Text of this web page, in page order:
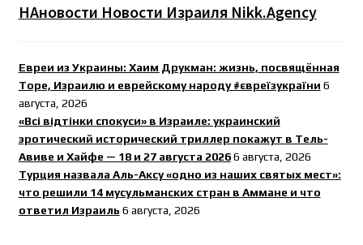
НАновости Новости Израиля Nikk.Agency
Евреи из Украины: Хаим Друкман: жизнь, посвящённая
Торе, Израилю и еврейскому народу #євреїзукраїни 6
августа, 2026
«Всі відтінки спокуси» в Израиле: украинский
эротический исторический триллер покажут в Тель-
Авиве и Хайфе — 18 и 27 августа 2026 6 августа, 2026
Турция назвала Аль-Аксу «одно из наших святых мест»:
что решили 14 мусульманских стран в Аммане и что
ответил Израиль 6 августа, 2026